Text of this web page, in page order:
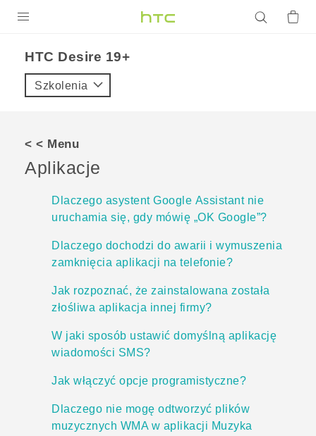
VIVE
POMOC TECHNICZNA
Urządzenia i akcesoria HTC
Zaloguj się
‎HTC Desire 19+‎‎
Szkolenia
< < Menu
Aplikacje
Dlaczego asystent Google Assistant nie
uruchamia się, gdy mówię „OK Google”?
Dlaczego dochodzi do awarii i wymuszenia
zamknięcia aplikacji na telefonie?
Jak rozpoznać, że zainstalowana została
złośliwa aplikacja innej firmy?
W jaki sposób ustawić domyślną aplikację
wiadomości SMS?
Jak włączyć opcje programistyczne?
Dlaczego nie mogę odtworzyć plików
muzycznych WMA w aplikacji Muzyka